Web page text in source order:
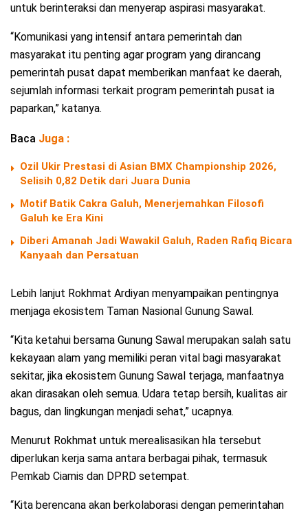
untuk berinteraksi dan menyerap aspirasi masyarakat.
“Komunikasi yang intensif antara pemerintah dan
masyarakat itu penting agar program yang dirancang
pemerintah pusat dapat memberikan manfaat ke daerah,
sejumlah informasi terkait program pemerintah pusat ia
paparkan,” katanya.
Baca Juga :
Ozil Ukir Prestasi di Asian BMX Championship 2026,
Selisih 0,82 Detik dari Juara Dunia
Motif Batik Cakra Galuh, Menerjemahkan Filosofi
Galuh ke Era Kini
Diberi Amanah Jadi Wawakil Galuh, Raden Rafiq Bicara
Kanyaah dan Persatuan
Lebih lanjut Rokhmat Ardiyan menyampaikan pentingnya
menjaga ekosistem Taman Nasional Gunung Sawal.
“Kita ketahui bersama Gunung Sawal merupakan salah satu
kekayaan alam yang memiliki peran vital bagi masyarakat
sekitar, jika ekosistem Gunung Sawal terjaga, manfaatnya
akan dirasakan oleh semua. Udara tetap bersih, kualitas air
bagus, dan lingkungan menjadi sehat,” ucapnya.
Menurut Rokhmat untuk merealisasikan hla tersebut
diperlukan kerja sama antara berbagai pihak, termasuk
Pemkab Ciamis dan DPRD setempat.
“Kita berencana akan berkolaborasi dengan pemerintahan